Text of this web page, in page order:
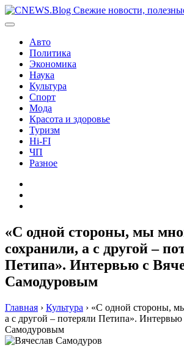
Перейти
к
Авто
Политика
Экономика
Наука
Культура
Спорт
Мода
Красота и здоровье
Туризм
Hi-FI
ЧП
Разное
«С одной стороны, мы
сохранили, а с другой –
Петипа». Интервью с
Самодуровым
Главная › Культура › «С одной стороны,
а с другой – потеряли Петипа».
Самодуровым